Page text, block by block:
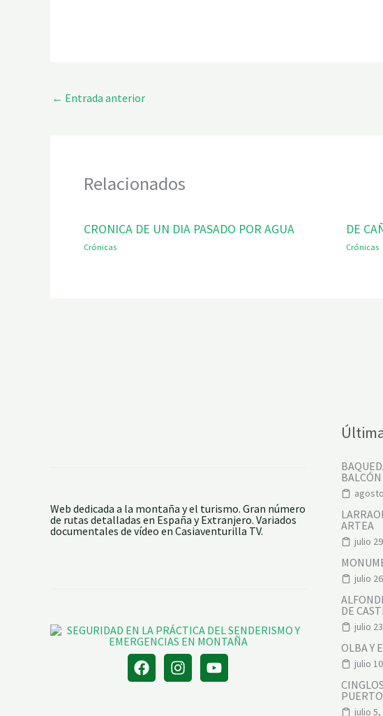
← Entrada anterior
Relacionados
CRONICA DE UN DIA PASADO POR AGUA
Crónicas
DE
Crónicas
Web dedicada a la montaña y el turismo. Gran número
de rutas detalladas en España y Extranjero. Variados
documentales de vídeo en Casiaventurilla TV.
ARTEA
julio
julio
DE
julio
OLBA Y
julio
julio 5,